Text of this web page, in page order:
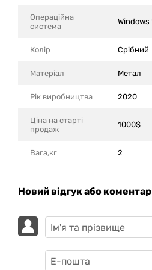
Операційна
система
Windows
Колір Срібний
Матеріал Метал
Рік виробництва 2020
Ціна на старті
продаж
1000$
Вага,кг 2
Новий відгук або коментар